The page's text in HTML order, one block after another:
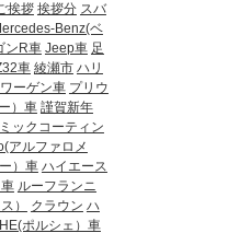
挨拶 挨拶分 スバ
Benz(ベ
ンR車 Jeep車 足
車 綾瀬市 ハリ
ーゲン車 プリウ
）車 謹賀新年
ックコーティン
アルファロメ
）車 ハイエース
ルーフランニ
） クラウン ハ
ポルシェ）車